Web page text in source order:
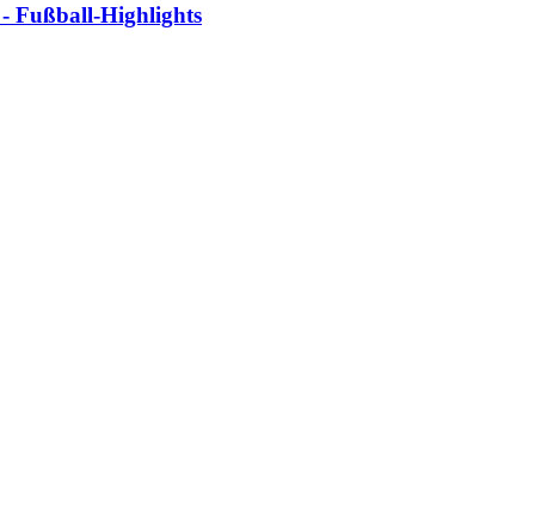
Fußball-​Highlights